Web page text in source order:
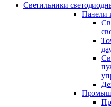
Светильники
Панели